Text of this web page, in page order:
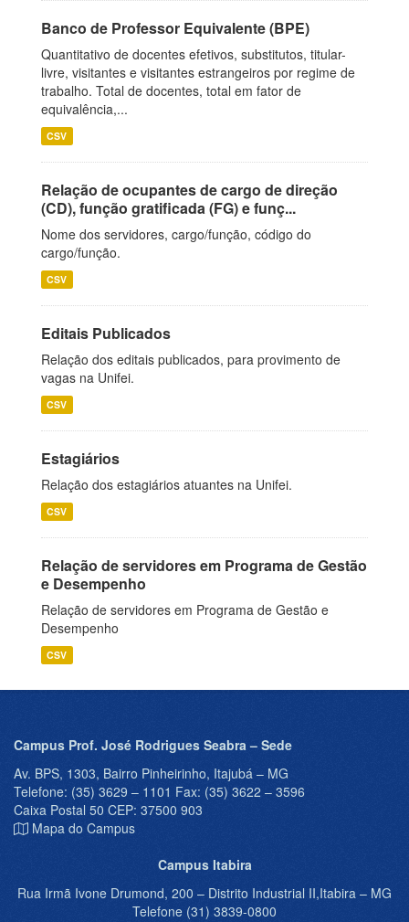
Banco de Professor Equivalente (BPE)
Quantitativo de docentes efetivos, substitutos, titular-
livre, visitantes e visitantes estrangeiros por regime de
trabalho. Total de docentes, total em fator de
equivalência,...
CSV
Relação de ocupantes de cargo de direção
(CD), função gratificada (FG) e funç...
Nome dos servidores, cargo/função, código do
cargo/função.
CSV
Editais Publicados
Relação dos editais publicados, para provimento de
vagas na Unifei.
CSV
Estagiários
Relação dos estagiários atuantes na Unifei.
CSV
Relação de servidores em Programa de Gestão
e Desempenho
Relação de servidores em Programa de Gestão e
Desempenho
CSV
Campus Prof. José Rodrigues Seabra – Sede
Av. BPS, 1303, Bairro Pinheirinho, Itajubá – MG
Telefone: (35) 3629 – 1101 Fax: (35) 3622 – 3596
Caixa Postal 50 CEP: 37500 903
Mapa do Campus
Campus Itabira
Rua Irmã Ivone Drumond, 200 – Distrito Industrial II,Itabira – MG
Telefone (31) 3839-0800